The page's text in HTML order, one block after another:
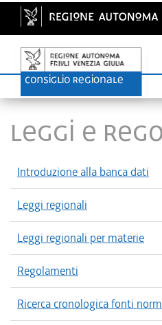
LEGGI E
Introduzione alla banca dati
Leggi regionali
Leggi regionali per materie
Regolamenti
Ricerca cronologica fonti